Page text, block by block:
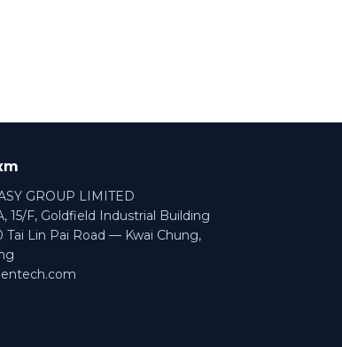
GROUP LIMITED
15/F, Goldfield Industrial Building
Tai Lin Pai Road — Kwai Chung,